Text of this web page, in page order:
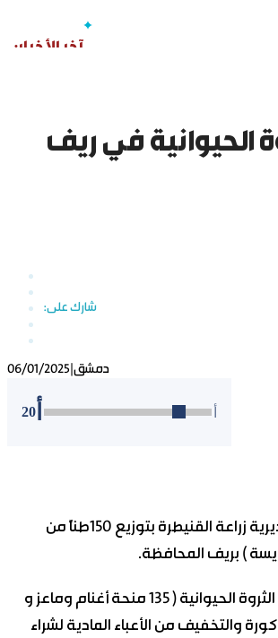
الحيوانية في ريف
06/01/2025 دمشق
20
قامت منظمة الأغذية والزراعة التابعة للأمم المتحدة ( الفاو ) وبالتنسيق مع مديرية زراعة القنيطرة بتوزيع 150طناً من
) بريف المحافظة.
وأكد مدير زراعة القنيطرة المهندس جمال العلي استهداف 300 عائلة من مربي الثروة الحيوانية ( 135 منحة أغنام وماعز و
المذكورة والتخفيف من الأعباء المادية لشراء